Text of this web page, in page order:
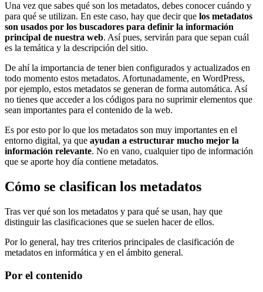
Una vez que sabes qué son los metadatos, debes conocer cuándo y
para qué se utilizan. En este caso, hay que decir que los metadatos
son usados por los buscadores para definir la información
principal de nuestra web. Así pues, servirán para que sepan cuál
es la temática y la descripción del sitio.
De ahí la importancia de tener bien configurados y actualizados en
todo momento estos metadatos. Afortunadamente, en WordPress,
por ejemplo, estos metadatos se generan de forma automática. Así
no tienes que acceder a los códigos para no suprimir elementos que
sean importantes para el contenido de la web.
Es por esto por lo que los metadatos son muy importantes en el
entorno digital, ya que ayudan a estructurar mucho mejor la
información relevante. No en vano, cualquier tipo de información
que se aporte hoy día contiene metadatos.
Cómo se clasifican los metadatos
Tras ver qué son los metadatos y para qué se usan, hay que
distinguir las clasificaciones que se suelen hacer de ellos.
Por lo general, hay tres criterios principales de clasificación de
metadatos en informática y en el ámbito general.
Por el contenido